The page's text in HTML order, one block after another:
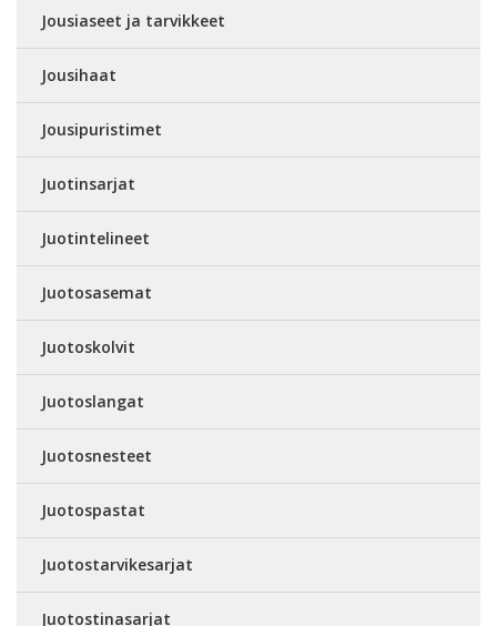
Jousiaseet ja tarvikkeet
Jousihaat
Jousipuristimet
Juotinsarjat
Juotintelineet
Juotosasemat
Juotoskolvit
Juotoslangat
Juotosnesteet
Juotospastat
Juotostarvikesarjat
Juotostinasarjat